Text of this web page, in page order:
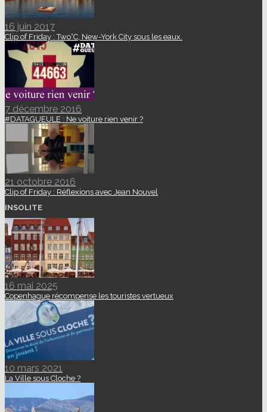
16 juin 2017
Clip of Friday : Two°C, New-York City sous les eaux.
7 décembre 2016
#DATAGUEULE : Ne voiture rien venir ?
21 octobre 2016
Clip of Friday : Réflexions avec Jean Nouvel
INSOLITE
16 mai 2025
Copenhague récompense les touristes vertueux
10 mars 2021
La Ville sous Cloche ?